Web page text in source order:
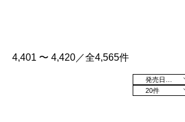
4,401 〜 4,420／全4,565件
20件